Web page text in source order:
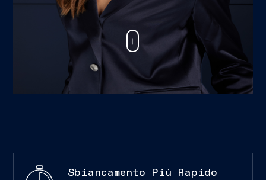
Sbiancamento Più Rapido